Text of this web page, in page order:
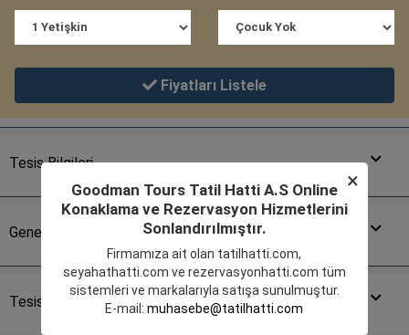
Fiyatları Listele
Tesis Bilgileri
Genel Özellikler
Tesis Çevresi
×
Goodman Tours Tatil Hatti A.S Online
Konaklama ve Rezervasyon Hizmetlerini
Sonlandırılmıştır.
Firmamıza ait olan tatilhatti.com,
seyahathatti.com ve rezervasyonhatti.com tüm
sistemleri ve markalarıyla satışa sunulmuştur.
E-mail:muhasebe@tatilhatti.com